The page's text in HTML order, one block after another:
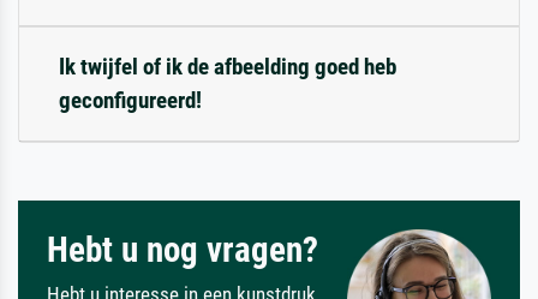
Ik twijfel of ik de afbeelding goed heb
geconfigureerd!
Hebt u nog vragen?
Hebt u interesse in een kunstdruk